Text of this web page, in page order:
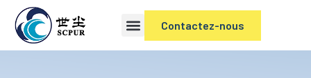
Contactez-nous